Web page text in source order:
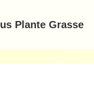
Plante Grasse